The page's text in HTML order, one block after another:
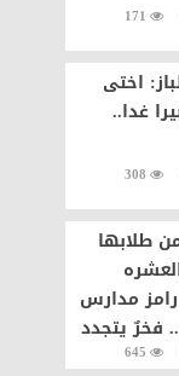
171
اختى
غدا..
308
طلابها
رامز مدارس
فخرٌ يتجدد
645